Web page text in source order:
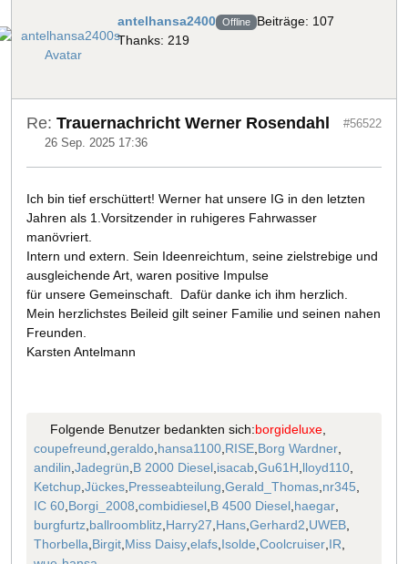
antelhansa2400 Offline Beiträge: 107
Thanks: 219
Re: Trauernachricht Werner Rosendahl
26 Sep. 2025 17:36
#56522
Ich bin tief erschüttert! Werner hat unsere IG in den letzten
Jahren als 1.Vorsitzender in ruhigeres Fahrwasser
manövriert.
Intern und extern. Sein Ideenreichtum, seine zielstrebige und
ausgleichende Art, waren positive Impulse
für unsere Gemeinschaft. Dafür danke ich ihm herzlich.
Mein herzlichstes Beileid gilt seiner Familie und seinen nahen
Freunden.
Karsten Antelmann
Folgende Benutzer bedankten sich:borgideluxe,
coupefreund,geraldo,hansa1100,RISE,Borg Wardner,
andilin,Jadegrün,B 2000 Diesel,isacab,Gu61H,lloyd110,
Ketchup,Jückes,Presseabteilung,Gerald_Thomas,nr345,
IC 60,Borgi_2008,combidiesel,B 4500 Diesel,haegar,
burgfurtz,ballroomblitz,Harry27,Hans,Gerhard2,UWEB,
Thorbella,Birgit,Miss Daisy,elafs,Isolde,Coolcruiser,IR,